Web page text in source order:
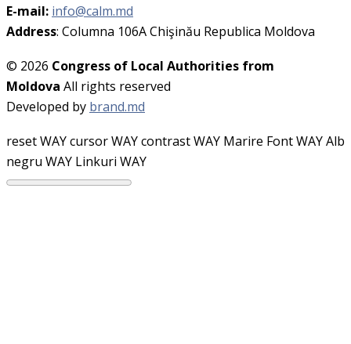
E-mail: info@calm.md
Address: Columna 106A Chişinău Republica Moldova
© 2026 Congress of Local Authorities from
Moldova All rights reserved
Developed by brand.md
reset WAYcursor WAYcontrast WAY Marire Font WAYAlb
negru WAY Linkuri WAY